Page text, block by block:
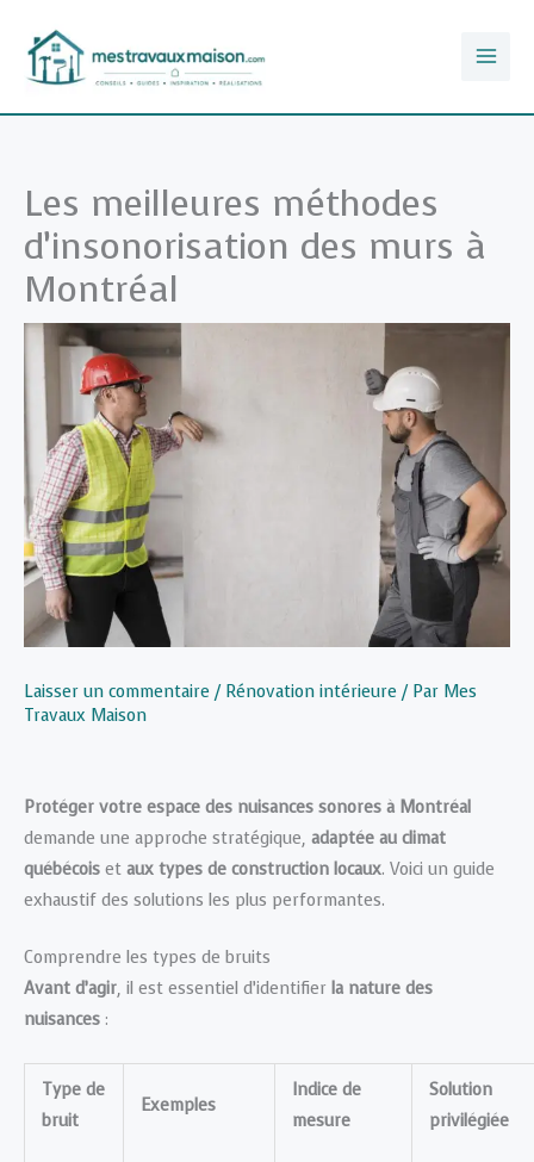
contenu
Les meilleures méthodes
d’insonorisation des murs à
Montréal
Laisser un commentaire / Rénovation intérieure / Par Mes
Travaux Maison
Protéger votre espace des nuisances sonores à Montréal
demande une approche stratégique, adaptée au climat
québécois et aux types de construction locaux. Voici un guide
exhaustif des solutions les plus performantes.
Comprendre les types de bruits
Avant d’agir, il est essentiel d’identifier la nature des
nuisances :
Type de
bruit
Exemples
Indice de
mesure
Solution
privilégiée